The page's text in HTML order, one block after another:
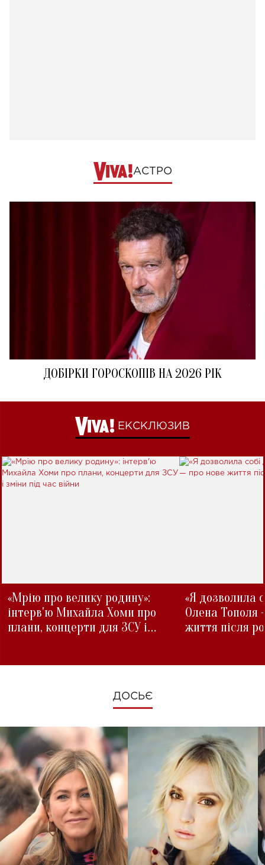
АСТРО
ДОБІРКИ ГОРОСКОПІВ НА 2026 РІК
ЕКСКЛЮЗИВ
«Мрію про велику родину»:
інтерв'ю Михайла Хоми про
плани, концерти для ЗСУ і
«Я дозволила
Олена Тополя
життя після
ДОСЬЄ